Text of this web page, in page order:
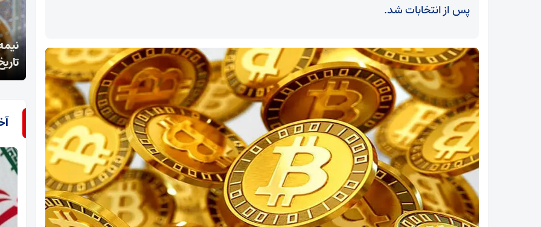
پس از انتخابات شد.
خیز دولت برای آزادسازی ارز با شارژ 70 همتی/عبور
بانک از نگاه سنتی
نیمه شعبان نماد امتداد امامت و مسئولیت‌آفرینی در
تاریخ اسلام است